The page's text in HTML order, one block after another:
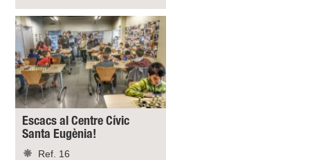
Escacs al Centre Cívic
Santa Eugènia!
Ref. 16